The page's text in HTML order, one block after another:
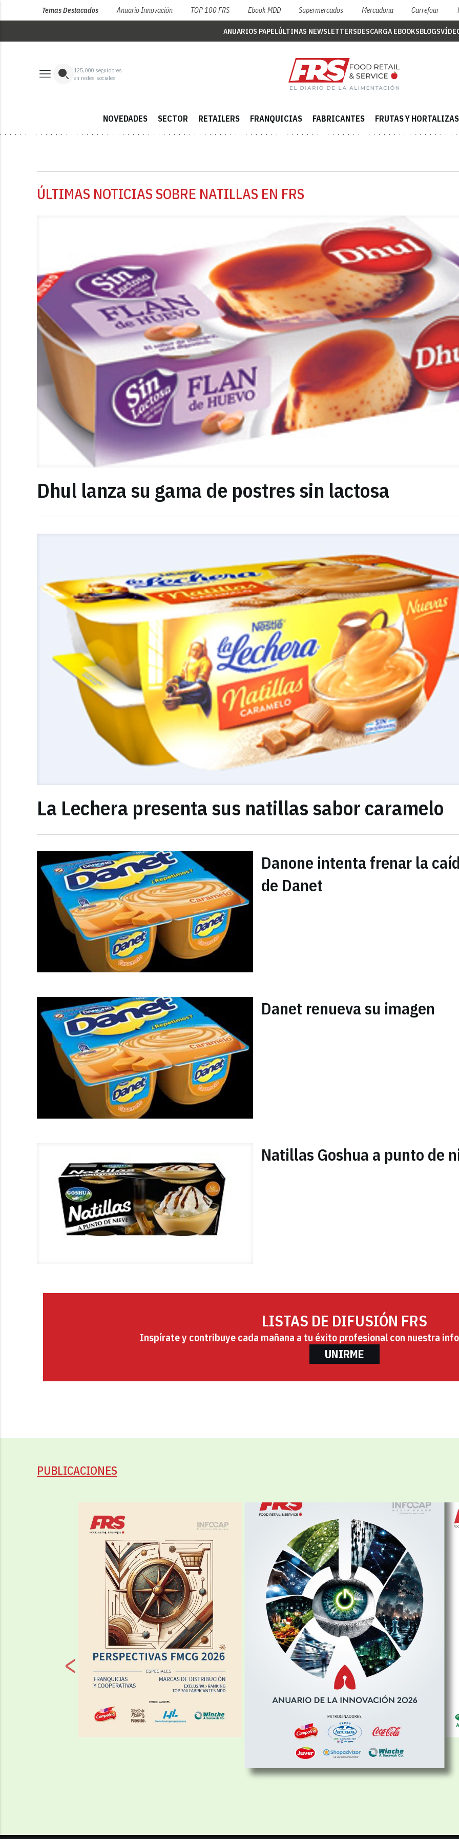
Temas Destacados Anuario Innovación TOP 100 FRS Ebook MDD Supermercados Mercadona Carrefour
ANUARIOS PAPELÚLTIMAS NEWSLETTERSDESCARGA EBOOKSBLOGS
125,000 seguidores
en redes sociales
NOVEDADES SECTOR RETAILERS FRANQUICIAS FABRICANTES FRUTAS Y HORTALIZAS
ÚLTIMAS NOTICIAS SOBRE NATILLAS EN FRS
Dhul lanza su gama de postres sin lactosa
La Lechera presenta sus natillas sabor caramelo
Danone intenta frenar la
de Danet
Danet renueva su imagen
Natillas Goshua a punto de
LISTAS DE DIFUSIÓN FRS
Inspírate y contribuye cada mañana a tu éxito profesional con nuestra
UNIRME
PUBLICACIONES